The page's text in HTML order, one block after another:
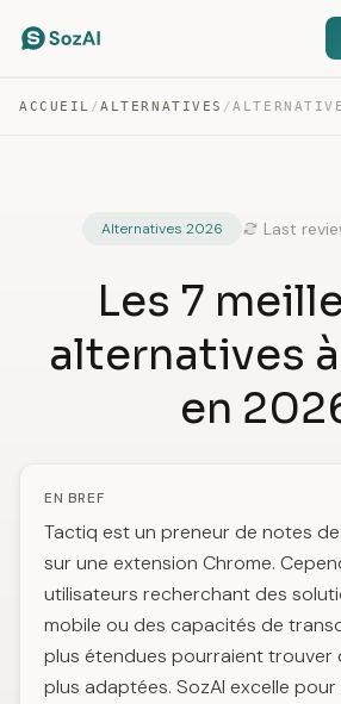
ACCUEIL /ALTERNATIVES /
Alternatives 2026 Last
Les 7
alternatives
en
EN BREF
Tactiq est un preneur de notes
sur une extension Chrome.
utilisateurs recherchant des
mobile ou des capacités de
plus étendues pourraient trouver
plus adaptées. SozAI excelle